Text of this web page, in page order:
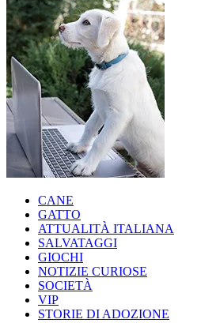
CANE
GATTO
ATTUALITÀ ITALIANA
SALVATAGGI
GIOCHI
NOTIZIE CURIOSE
SOCIETÀ
VIP
STORIE DI ADOZIONE